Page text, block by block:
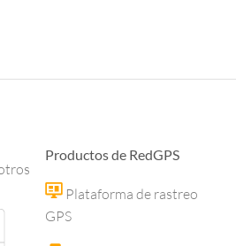
Productos de RedGPS
Plataforma de rastreo
GPS